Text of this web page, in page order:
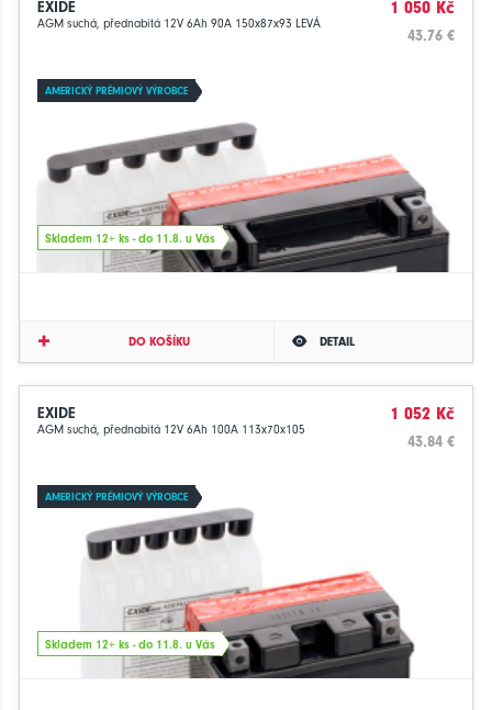
EXIDE
AGM suchá, přednabitá 12V 6Ah 90A 150x87x93 LEVÁ
1 050 Kč
43.76 €
AMERICKÝ PRÉMIOVÝ VÝROBCE
Skladem 12+ ks - do 11.8. u Vás
DO KOŠÍKU DETAIL
EXIDE
AGM suchá, přednabitá 12V 6Ah 100A 113x70x105
1 052 Kč
43.84 €
AMERICKÝ PRÉMIOVÝ VÝROBCE
Skladem 12+ ks - do 11.8. u Vás